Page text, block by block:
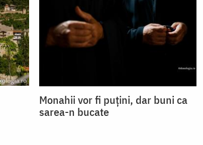
Monahii vor fi puțini, dar buni ca
sarea-n bucate